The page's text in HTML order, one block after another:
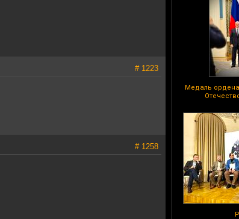
Медаль ордена
# 1223
# 1258